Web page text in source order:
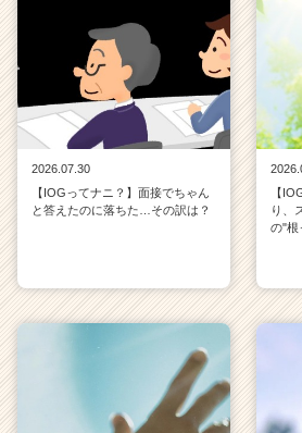
2026.07.30
【IOGってナニ？】面接でちゃん
と答えたのに落ちた…その訳は？
【
り、
の"根